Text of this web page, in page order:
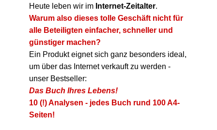
Heute leben wir im Internet-Zeitalter.
Warum also dieses tolle Geschäft nicht für
alle Beteiligten einfacher, schneller und
günstiger machen?
Ein Produkt eignet sich ganz besonders ideal,
um über das Internet verkauft zu werden -
unser Bestseller:
Das Buch Ihres Lebens!
10 (!) Analysen - jedes Buch rund 100 A4-
Seiten!